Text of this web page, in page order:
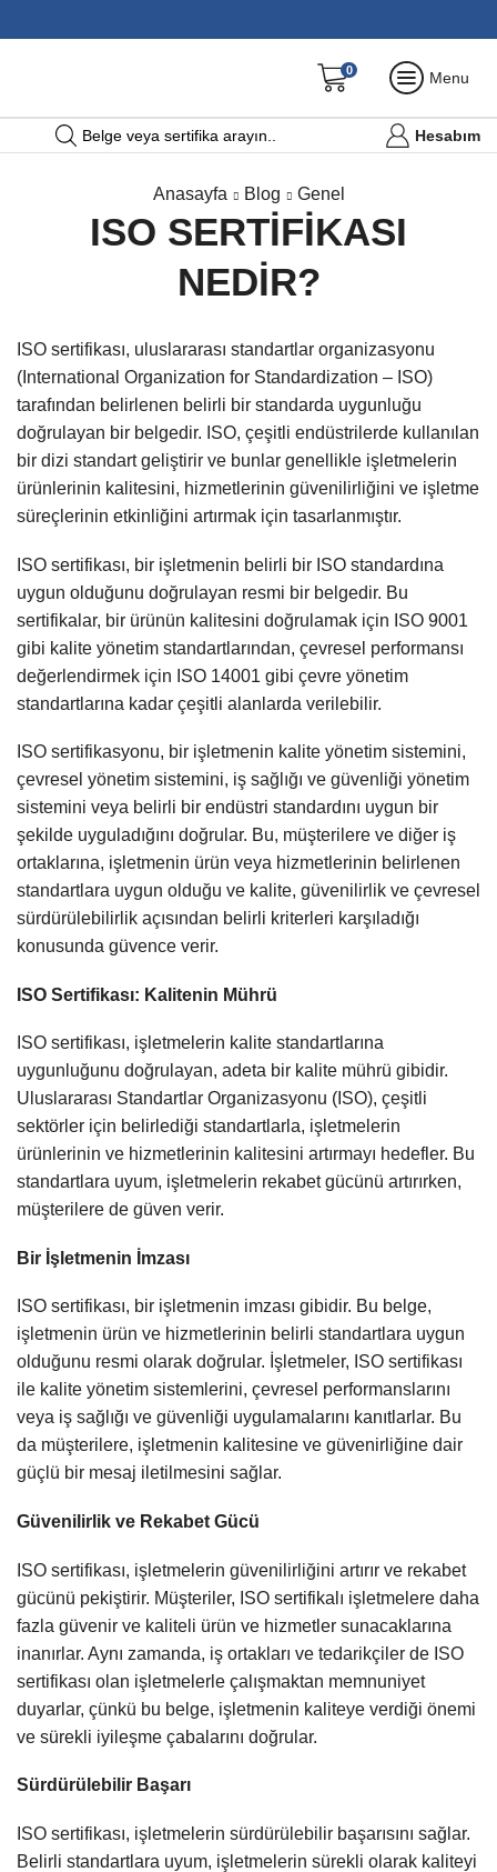
0 Menu
Belge veya sertifika arayın.. Hesabım
Anasayfa Blog Genel
ISO SERTIFIKASI
NEDIR?
ISO sertifikası, uluslararası standartlar organizasyonu
(International Organization for Standardization – ISO)
tarafından belirlenen belirli bir standarda uygunluğu
doğrulayan bir belgedir. ISO, çeşitli endüstrilerde kullanılan
bir dizi standart geliştirir ve bunlar genellikle işletmelerin
ürünlerinin kalitesini, hizmetlerinin güvenilirliğini ve işletme
süreçlerinin etkinliğini artırmak için tasarlanmıştır.
ISO sertifikası, bir işletmenin belirli bir ISO standardına
uygun olduğunu doğrulayan resmi bir belgedir. Bu
sertifikalar, bir ürünün kalitesini doğrulamak için ISO 9001
gibi kalite yönetim standartlarından, çevresel performansı
değerlendirmek için ISO 14001 gibi çevre yönetim
standartlarına kadar çeşitli alanlarda verilebilir.
ISO sertifikasyonu, bir işletmenin kalite yönetim sistemini,
çevresel yönetim sistemini, iş sağlığı ve güvenliği yönetim
sistemini veya belirli bir endüstri standardını uygun bir
şekilde uyguladığını doğrular. Bu, müşterilere ve diğer iş
ortaklarına, işletmenin ürün veya hizmetlerinin belirlenen
standartlara uygun olduğu ve kalite, güvenilirlik ve çevresel
sürdürülebilirlik açısından belirli kriterleri karşıladığı
konusunda güvence verir.
ISO Sertifikası: Kalitenin Mührü
ISO sertifikası, işletmelerin kalite standartlarına
uygunluğunu doğrulayan, adeta bir kalite mührü gibidir.
Uluslararası Standartlar Organizasyonu (ISO), çeşitli
sektörler için belirlediği standartlarla, işletmelerin
ürünlerinin ve hizmetlerinin kalitesini artırmayı hedefler. Bu
standartlara uyum, işletmelerin rekabet gücünü artırırken,
müşterilere de güven verir.
Bir İşletmenin İmzası
ISO sertifikası, bir işletmenin imzası gibidir. Bu belge,
işletmenin ürün ve hizmetlerinin belirli standartlara uygun
olduğunu resmi olarak doğrular. İşletmeler, ISO sertifikası
ile kalite yönetim sistemlerini, çevresel performanslarını
veya iş sağlığı ve güvenliği uygulamalarını kanıtlarlar. Bu
da müşterilere, işletmenin kalitesine ve güvenirliğine dair
güçlü bir mesaj iletilmesini sağlar.
Güvenilirlik ve Rekabet Gücü
ISO sertifikası, işletmelerin güvenilirliğini artırır ve rekabet
gücünü pekiştirir. Müşteriler, ISO sertifikalı işletmelere daha
fazla güvenir ve kaliteli ürün ve hizmetler sunacaklarına
inanırlar. Aynı zamanda, iş ortakları ve tedarikçiler de ISO
sertifikası olan işletmelerle çalışmaktan memnuniyet
duyarlar, çünkü bu belge, işletmenin kaliteye verdiği önemi
ve sürekli iyileşme çabalarını doğrular.
Sürdürülebilir Başarı
ISO sertifikası, işletmelerin sürdürülebilir başarısını sağlar.
Belirli standartlara uyum, işletmelerin sürekli olarak kaliteyi